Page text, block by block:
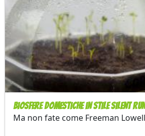
Biosfere domestiche in stile Silent
Ma non fate come Freeman Lowell